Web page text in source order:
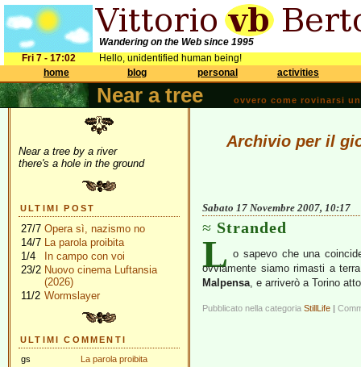
Wandering on the Web since 1995
Fri 7 - 17:02
Hello, unidentified human being!
home
blog personal activities
Near a tree ovvero come rovinarsi
Near a tree by a river
there's a hole in the ground
ULTIMI POST
27/7 Opera sì, nazismo no
14/7 La parola proibita
1/4
In campo con voi
23/2 Nuovo cinema Luftansia
(2026)
11/2 Wormslayer
ULTIMI COMMENTI
gs
La parola proibita
Archivio per il
Sabato 17 Novembre 2007, 10:17
Stranded
L o sapevo che una
ovviamente siamo rimasti a
Malpensa, e arriverò a Torino
Pubblicato nella categoria StillLife |